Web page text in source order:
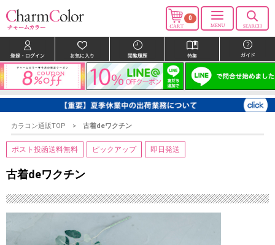
0
カラコン通販TOP 古着deワクチン
ポスト投函送料無料 ピックアップ 即日発送
古着deワクチン